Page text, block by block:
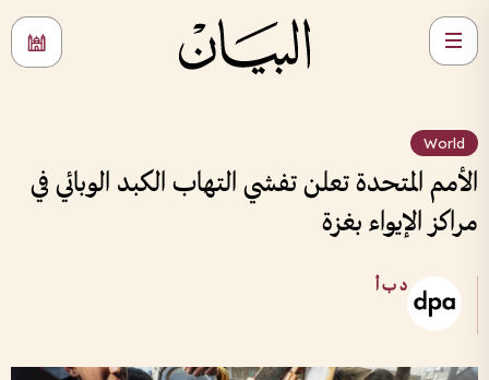
World
الأمم المتحدة تعلن تفشي التهاب الكبد الوبائي في
مراكز الإيواء بغزة
د ب أ